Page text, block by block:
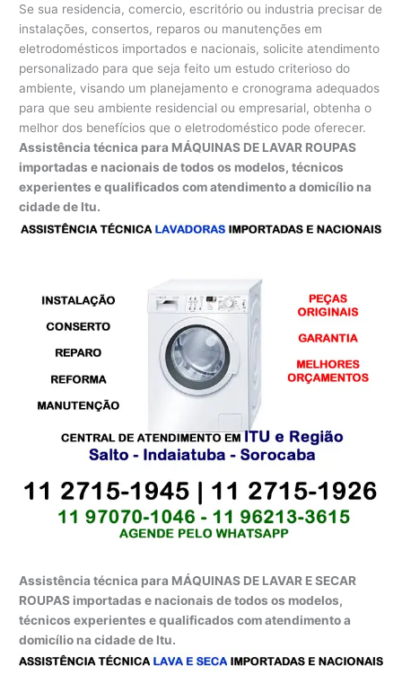
Se sua residencia, comercio, escritório ou industria precisar de
instalações, consertos, reparos ou manutenções em
eletrodomésticos importados e nacionais, solicite atendimento
personalizado para que seja feito um estudo criterioso do
ambiente, visando um planejamento e cronograma adequados
para que seu ambiente residencial ou empresarial, obtenha o
melhor dos benefícios que o eletrodoméstico pode oferecer.
Assistência técnica para MÁQUINAS DE LAVAR ROUPAS
importadas e nacionais de todos os modelos, técnicos
experientes e qualificados com atendimento a domicílio na
cidade de Itu.
Assistência técnica para MÁQUINAS DE LAVAR E SECAR
ROUPAS importadas e nacionais de todos os modelos,
técnicos experientes e qualificados com atendimento a
domicílio na cidade de Itu.